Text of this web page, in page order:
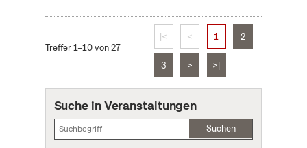
Treffer 1–10 von 27
|< < 1 2
3 > >|
Suche in Veranstaltungen
Suchen